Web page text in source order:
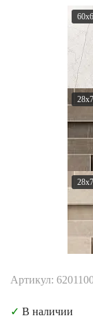
Артикул:
✓ В наличии